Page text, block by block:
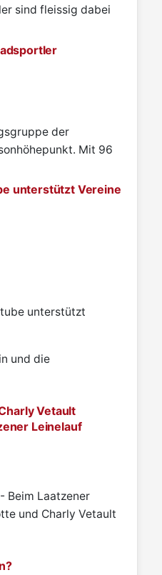
sind fleissig dabei
der
Mit 96
unterstützt Vereine
unterstützt
und die
Vetault
Leinelauf
Beim Laatzener
und Charly Vetault